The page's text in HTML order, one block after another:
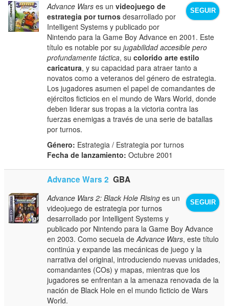
SEGUIR
Advance Wars es unvideojuego de
estrategia por turnos desarrollado por
Intelligent Systems y publicado por
Nintendo para la Game Boy Advance en 2001. Este
título es notable por sujugabilidad accesible pero
profundamente táctica, sucolorido arte estilo
caricatura, y su capacidad para atraer tanto a
novatos como a veteranos del género de estrategia.
Los jugadores asumen el papel de comandantes de
ejércitos ficticios en el mundo de Wars World, donde
deben liderar sus tropas a la victoria contra las
fuerzas enemigas a través de una serie de batallas
por turnos.
Género: Estrategia / Estrategia por turnos
Fecha de lanzamiento: Octubre 2001
Advance Wars 2 GBA
SEGUIR
Advance Wars 2: Black Hole Rising es un
videojuego de estrategia por turnos
desarrollado por Intelligent Systems y
publicado por Nintendo para la Game Boy Advance
en 2003. Como secuela deAdvance Wars, este título
continúa y expande las mecánicas de juego y la
narrativa del original, introduciendo nuevas unidades,
comandantes (COs) y mapas, mientras que los
jugadores se enfrentan a la amenaza renovada de la
nación de Black Hole en el mundo ficticio de Wars
World.